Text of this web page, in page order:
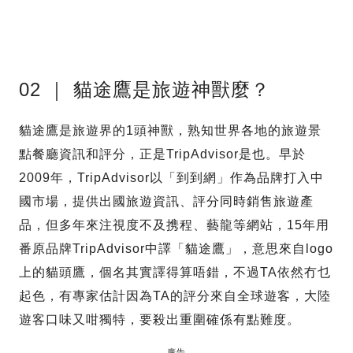
02 ｜ 貓途鷹是旅遊神獸麼？
貓途鷹是旅遊界的1頭神獸，熟知世界各地的旅遊景
點餐廳資訊和評分，正是TripAdvisor是也。早於
2009年，TripAdvisor以「到到網」作為品牌打入中
國市場，提供出國旅遊資訊、評分同時銷售旅遊產
品，但多年來注視度不及携程、藝龍等網站，15年用
番原品牌TripAdvisor中譯「貓途鷹」，意思來自logo
上的貓頭鷹，個名其實譯得算唔錯，不過TA依然冇乜
起色，有專家估計因為TA的評分來自全球遊客，大陸
遊客口味又咁獨特，要殺出重圍確係有點難度。